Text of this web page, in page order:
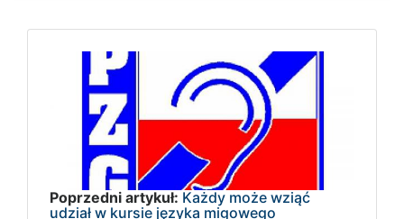
Poprzedni artykuł: Każdy może wziąć
udział w kursie języka migowego